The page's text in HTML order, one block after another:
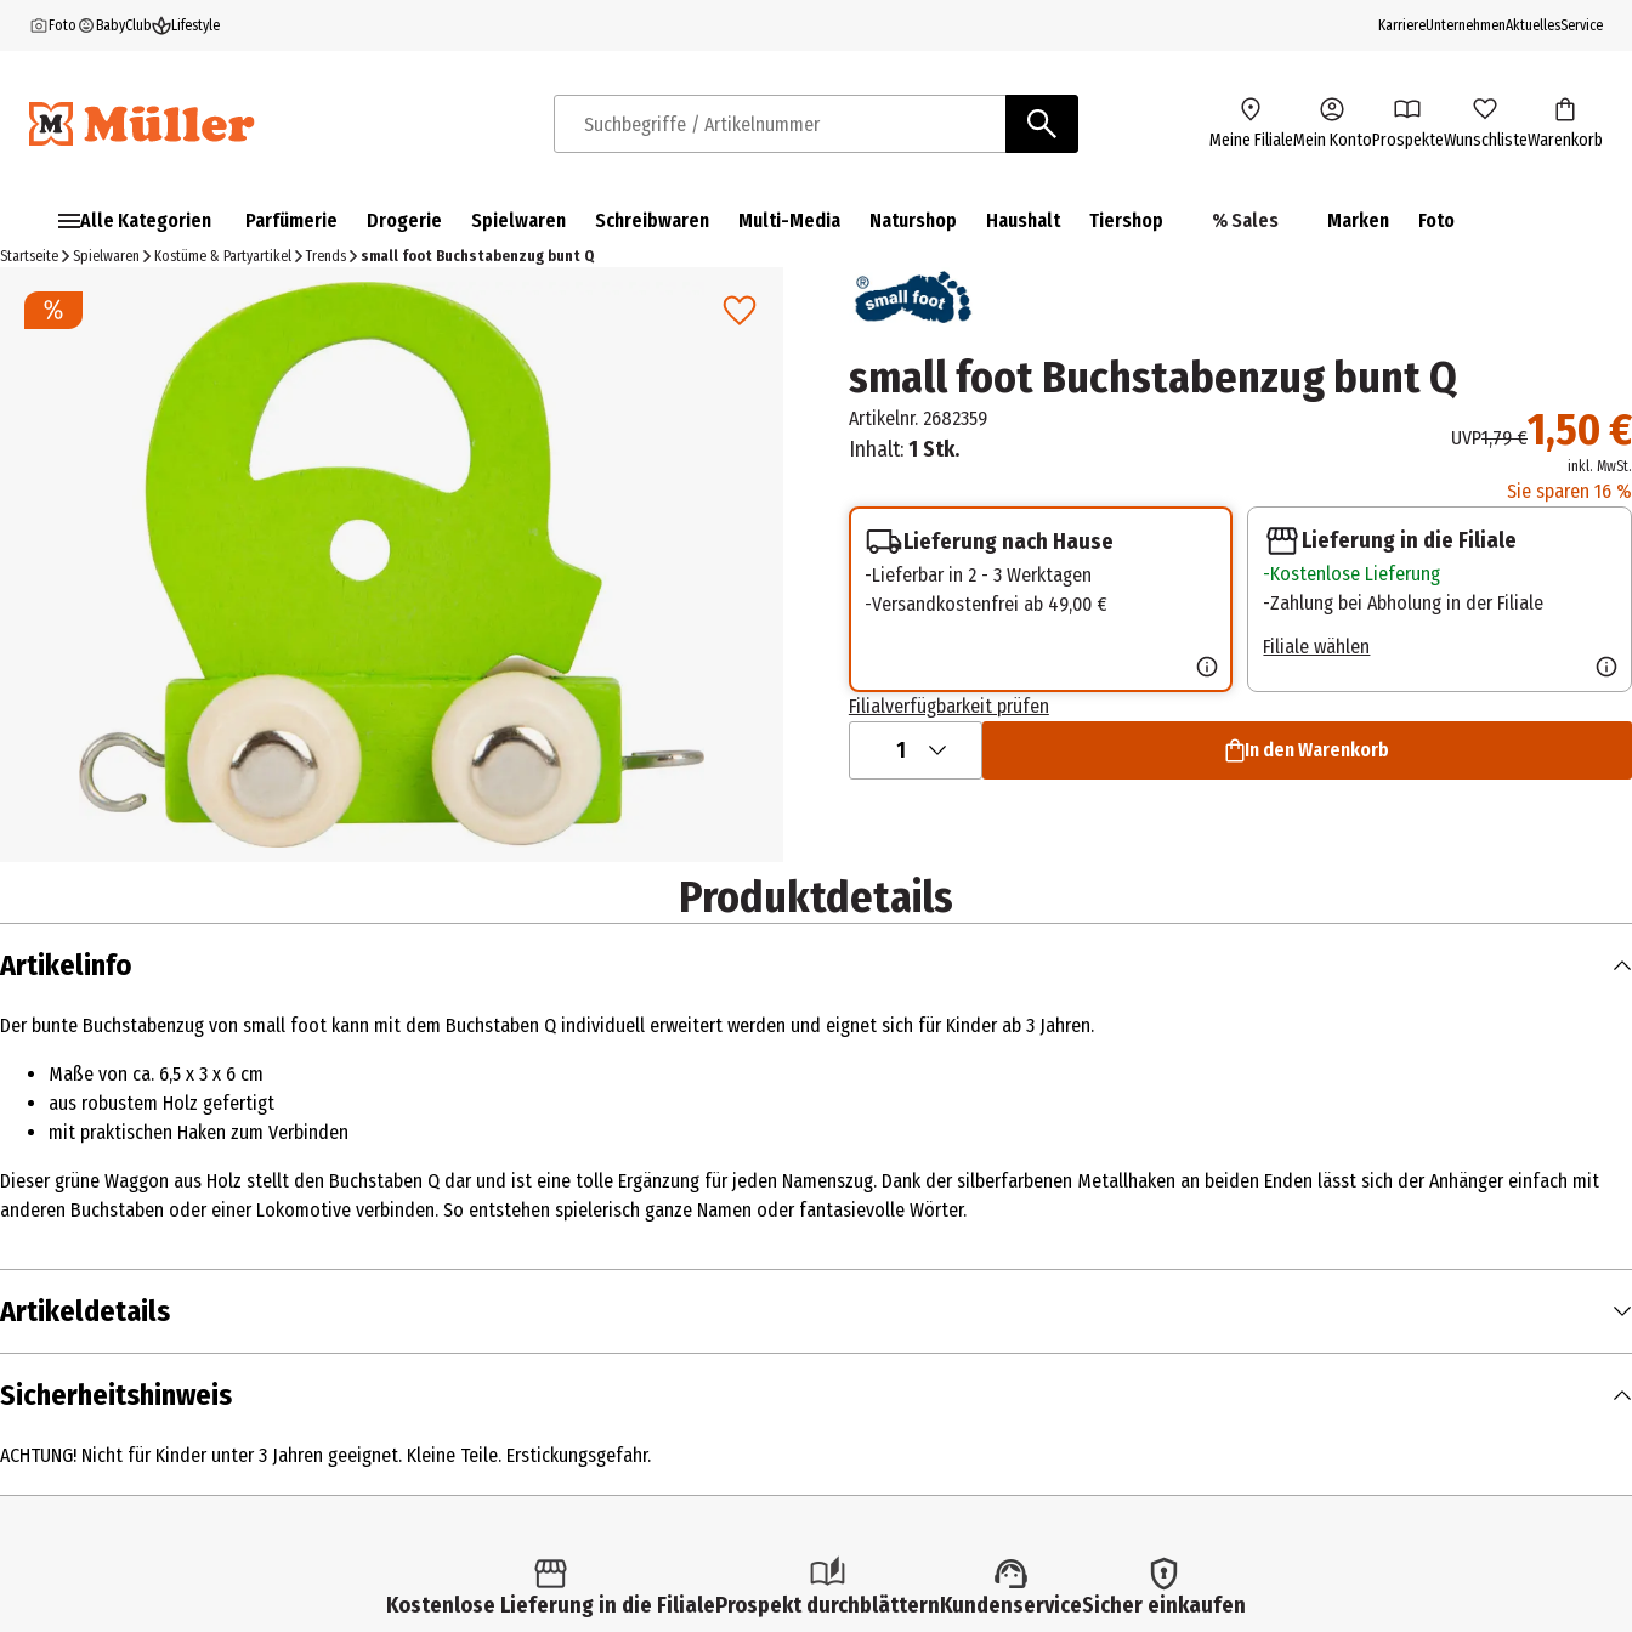
Foto BabyClub Lifestyle KarriereUnternehmenAktuellesService
Suchbegriffe / Artikelnummer Meine FilialeMein KontoProspekteWunschlisteWarenkorb
Alle Kategorien Parfümerie Drogerie Spielwaren Schreibwaren Multi-Media Naturshop Haushalt Tiershop % Sales Marken Foto
Startseite Spielwaren Kostüme & Partyartikel Trends small foot Buchstabenzug bunt Q
small foot Buchstabenzug bunt Q
Artikelnr. 2682359
Inhalt:1 Stk. 1,50 €
UVP1,79 €
inkl. MwSt.
Sie sparen 16 %
Lieferung nach Hause
Lieferbar in 2 - 3 Werktagen
Versandkostenfrei ab 49,00 €
Lieferung in die Filiale
Kostenlose Lieferung
Zahlung bei Abholung in der Filiale
Filiale wählen
Filialverfügbarkeit prüfen
1 In den Warenkorb
Produktdetails
Artikelinfo
Der bunte Buchstabenzug von small foot kann mit dem Buchstaben Q individuell erweitert werden und eignet sich für Kinder ab 3 Jahren.
Maße von ca. 6,5 x 3 x 6 cm
aus robustem Holz gefertigt
mit praktischen Haken zum Verbinden
Dieser grüne Waggon aus Holz stellt den Buchstaben Q dar und ist eine tolle Ergänzung für jeden Namenszug. Dank der silberfarbenen Metallhaken an beiden Enden lässt sich der Anhänger einfach mit
anderen Buchstaben oder einer Lokomotive verbinden. So entstehen spielerisch ganze Namen oder fantasievolle Wörter.
Artikeldetails
Inhalt
Kindergartenkinder
Sicherheitshinweis
ACHTUNG! Nicht für Kinder unter 3 Jahren geeignet. Kleine Teile. Erstickungsgefahr.
Kostenlose Lieferung in die FilialeProspekt durchblätternKundenserviceSicher einkaufen